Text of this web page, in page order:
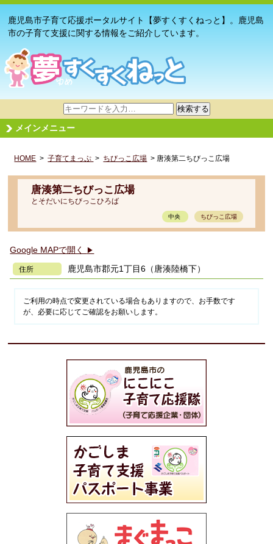
鹿児島市子育て応援ポータルサイト【夢すくすくねっと】。鹿児島
市の子育て支援に関する情報をご紹介しています。
サ
イ
ト
検
検索する
メインメニュー
HOME >子育てまっぷ > ちびっこ広場 > 唐湊第二ちびっこ広場
唐湊第二ちびっこ広場
とそだいにちびっこひろば
中央 ちびっこ広場
Google MAPで開く ▶
住所 鹿児島市郡元1丁目6（唐湊陸橋下）
ご利用の時点で変更されている場合もありますので、お手数です
が、必要に応じてご確認をお願いします。